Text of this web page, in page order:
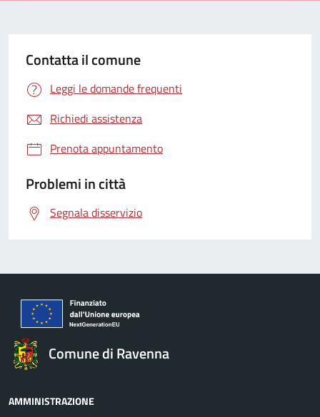
Contatta il comune
Leggi le domande frequenti
Richiedi assistenza
Prenota appuntamento
Problemi in città
Segnala disservizio
Comune di Ravenna
AMMINISTRAZIONE